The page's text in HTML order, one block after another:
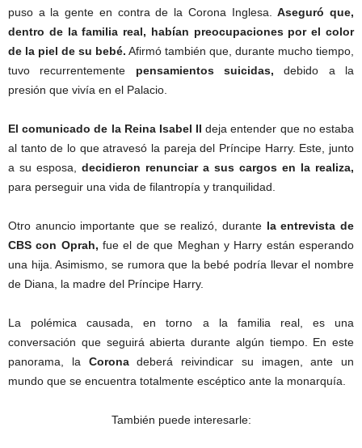
puso a la gente en contra de la Corona Inglesa.Aseguró que,
dentro de la familia real, habían preocupaciones por el color
de la piel de su bebé. Afirmó también que, durante mucho tiempo,
tuvo recurrentemente pensamientos suicidas, debido a la
presión que vivía en el Palacio.
El comunicado de la Reina Isabel II deja entender que no estaba
al tanto de lo que atravesó la pareja del Príncipe Harry. Este, junto
a su esposa, decidieron renunciar a sus cargos en la realiza,
para perseguir una vida de filantropía y tranquilidad.
Otro anuncio importante que se realizó, durante la entrevista de
CBS con Oprah, fue el de que Meghan y Harry están esperando
una hija. Asimismo, se rumora que la bebé podría llevar el nombre
de Diana, la madre del Príncipe Harry.
La polémica causada, en torno a la familia real, es una
conversación que seguirá abierta durante algún tiempo. En este
panorama, la Coronadeberá reivindicar su imagen, ante un
mundo que se encuentra totalmente escéptico ante la monarquía.
También puede interesarle: